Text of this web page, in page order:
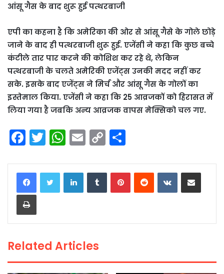
आंसू गैस के बाद शुरू हुई पत्थरबाजी
एपी का कहना है कि अमेरिका की ओर से आंसू गैसे के गोले छोड़े
जाने के बाद ही पत्थरबाजी शुरू हुई. एजेंसी ने कहा कि कुछ बच्चे
कंटीले तार पार करने की कोशिश कर रहे थे, लेकिन
पत्थरबाजी के चलते अमेरिकी एजेंट्स उनकी मदद नहीं कर
सके. इसके बाद एजेंट्स ने मिर्च और आंसू गैस के गोलों का
इस्तेमाल किया. एजेंसी ने कहा कि 25 आव्रजकों को हिरासत में
लिया गया है जबकि अन्य आव्रजक वापस मेक्सिको चल गए.
F
a
c
e
b
o
k
T
w
itt
er
W
h
a
ts
p
E
m
ai
C
o
p
n
ar
LinkedInTumblrPinterestReddit VKontakteShare via Email
Print
Related Articles